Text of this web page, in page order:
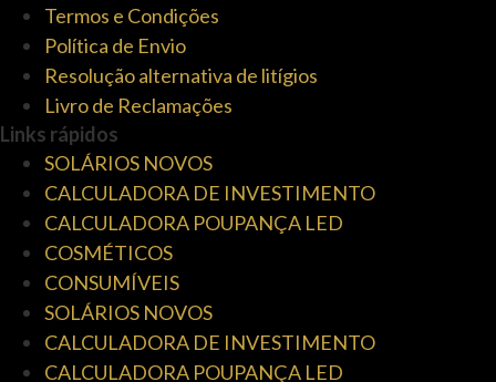
Termos e Condições
Política de Envio
Resolução alternativa de litígios
Livro de Reclamações
Links rápidos
SOLÁRIOS NOVOS
CALCULADORA DE INVESTIMENTO
CALCULADORA POUPANÇA LED
COSMÉTICOS
CONSUMÍVEIS
SOLÁRIOS NOVOS
CALCULADORA DE INVESTIMENTO
CALCULADORA POUPANÇA LED